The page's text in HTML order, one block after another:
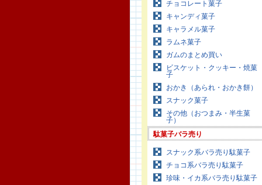
チョコレート菓子
キャンディ菓子
キャラメル菓子
ラムネ菓子
ガムのまとめ買い
ビスケット・クッキー・焼菓
子
おかき（あられ・おかき餅）
スナック菓子
その他（おつまみ・半生菓
子）
駄菓子バラ売り
スナック系バラ売り駄菓子
チョコ系バラ売り駄菓子
珍味・イカ系バラ売り駄菓子